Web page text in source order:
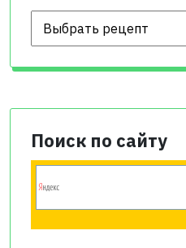
Поиск по сайту